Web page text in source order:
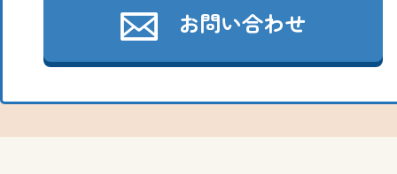
お問い合わせ